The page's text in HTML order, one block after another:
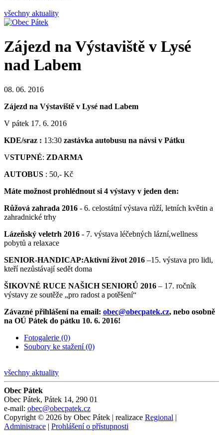
všechny aktuality
Zájezd na Výstaviště v Lysé
nad Labem
08. 06. 2016
Zájezd na Výstaviště v Lysé nad Labem
V pátek 17. 6. 2016
KDE/sraz : 13:30 zastávka autobusu na návsi v Pátku
VSTUPNÉ: ZDARMA
AUTOBUS : 50,- Kč
Máte možnost prohlédnout si 4 výstavy v jeden den:
Růžová zahrada 2016 - 6. celostátní výstava růží, letních květin a
zahradnické trhy
Lázeňský veletrh 2016 - 7. výstava léčebných lázní,wellness
pobytů a relaxace
SENIOR-HANDICAP:Aktivní život 2016 –15. výstava pro lidi,
kteří nezůstávají sedět doma
ŠIKOVNÉ RUCE NAŠICH SENIORŮ 2016 – 17. ročník
výstavy ze soutěže „pro radost a potěšení“
Závazné přihlášení na email: obec@obecpatek.cz, nebo osobně
na OÚ Pátek do pátku 10. 6. 2016!
Fotogalerie (0)
Soubory ke stažení (0)
všechny aktuality
Obec Pátek
Obec Pátek, Pátek 14, 290 01
e-mail: obec@obecpatek.cz
Copyright © 2026 by Obec Pátek | realizace Regional |
Administrace | Prohlášení o přístupnosti